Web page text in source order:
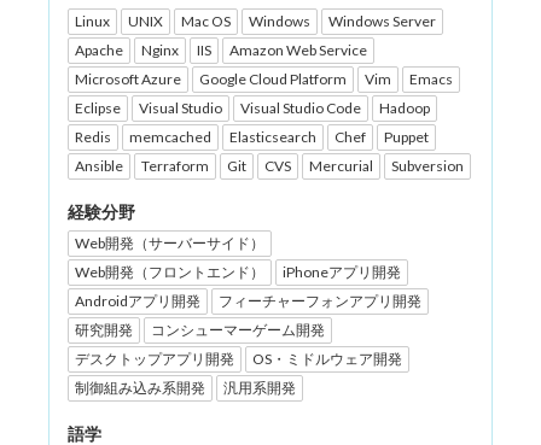
Linux UNIX Mac OS Windows
Windows Server
Apache
Nginx IIS
Amazon Web Service
Microsoft Azure
Google Cloud Platform Vim
Emacs
Eclipse
Visual Studio Visual Studio Code
Hadoop
Redis
memcached Elasticsearch Chef
Puppet
Ansible
Terraform Git CVS Mercurial Subversion
経験分野
Web開発（サーバーサイド）
Web開発（フロントエンド）
iPhoneアプリ開発
Androidアプリ開発
フィーチャーフォンアプリ開発
研究開発
コンシューマーゲーム開発
デスクトップアプリ開発
OS・ミドルウェア開発
制御組み込み系開発
汎用系開発
語学